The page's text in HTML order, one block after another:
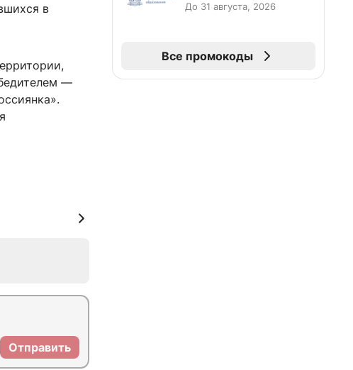
в
—
Отправить
До 31 августа, 2026
Все промокоды